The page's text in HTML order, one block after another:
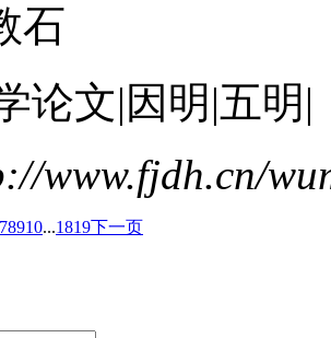
石
论文|因明|五明|
www.fjdh.cn/
78910...1819下一页